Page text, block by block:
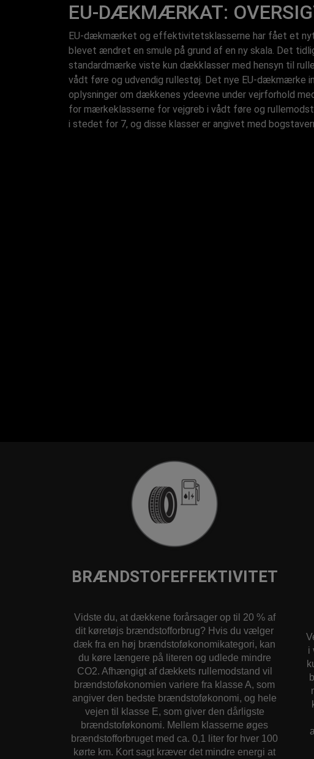
EU-DÆKMÆRKAT:
EU-dækmærket og effektivitetsklasserne har fået et
blevet ændret en smule på grund af en ny skala. Det
standardmærke viste kun dækklasser med hensyn til
vådt føre og udvendig rullestøj. Det nye EU-dækmærke
oplysninger om dækkenes ydeevne under vejrforhold
for mærkeklasserne for vejgreb i vådt føre og
i stedet for 7, og disse klasser er angivet med
BRÆNDSTOFEFFEKTIVITET
Vidste du, at dækkene forårsager op til 20 % af
dit køretøjs brændstofforbrug? Hvis du vælger
dæk fra en høj brændstoføkonomikategori, kan
du køre længere på literen og udlede mindre
CO2. Afhængigt af dækkets rullemodstand vil
brændstoføkonomien variere fra klasse A, som
angiver den bedste brændstoføkonomi, og hele
vejen til klasse E, som giver den dårligste
brændstoføkonomi. Mellem klasserne øges
brændstofforbruget med ca. 0,1 liter for hver 100
kørte km. Kort sagt kræver det mindre energi at
i